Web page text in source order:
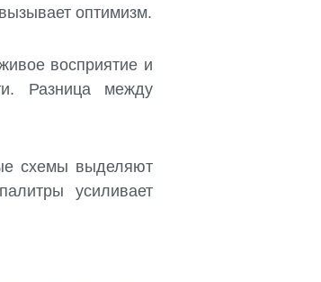
оптимизм.
восприятие и
Разница между
схемы выделяют
усиливает